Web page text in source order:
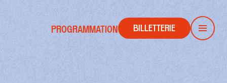
PROGRAMMATION BILLETTERIE Menu